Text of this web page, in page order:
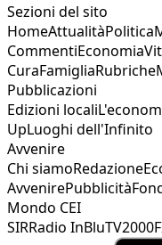
Sezioni del sito
HomeAttualitàPolitica
CommentiEconomia
CuraFamigliaRubriche
Pubblicazioni
Edizioni locali
UpLuoghi dell'Infinito
Avvenire
Chi siamoRedazione
AvvenirePubblicità
Mondo CEI
SIRRadio InBluTV2000